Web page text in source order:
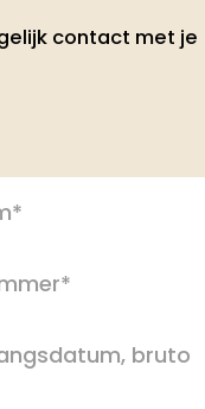
contact met je